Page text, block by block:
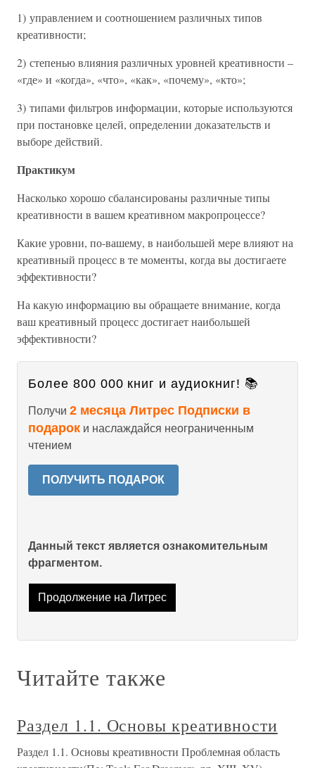
1) управлением и соотношением различных типов
креативности;
2) степенью влияния различных уровней креативности –
«где» и «когда», «что», «как», «почему», «кто»;
3) типами фильтров информации, которые используются
при постановке целей, определении доказательств и
выборе действий.
Практикум
Насколько хорошо сбалансированы различные типы
креативности в вашем креативном макропроцессе?
Какие уровни, по-вашему, в наибольшей мере влияют на
креативный процесс в те моменты, когда вы достигаете
эффективности?
На какую информацию вы обращаете внимание, когда
ваш креативный процесс достигает наибольшей
эффективности?
Более 800 000 книг и аудиокниг! 📚
Получи 2 месяца Литрес Подписки в
подарок и наслаждайся неограниченным
чтением
ПОЛУЧИТЬ ПОДАРОК
Данный текст является ознакомительным
фрагментом.
Продолжение на Литрес
Читайте также
Раздел 1.1. Основы креативности
Раздел 1.1. Основы креативности Проблемная область